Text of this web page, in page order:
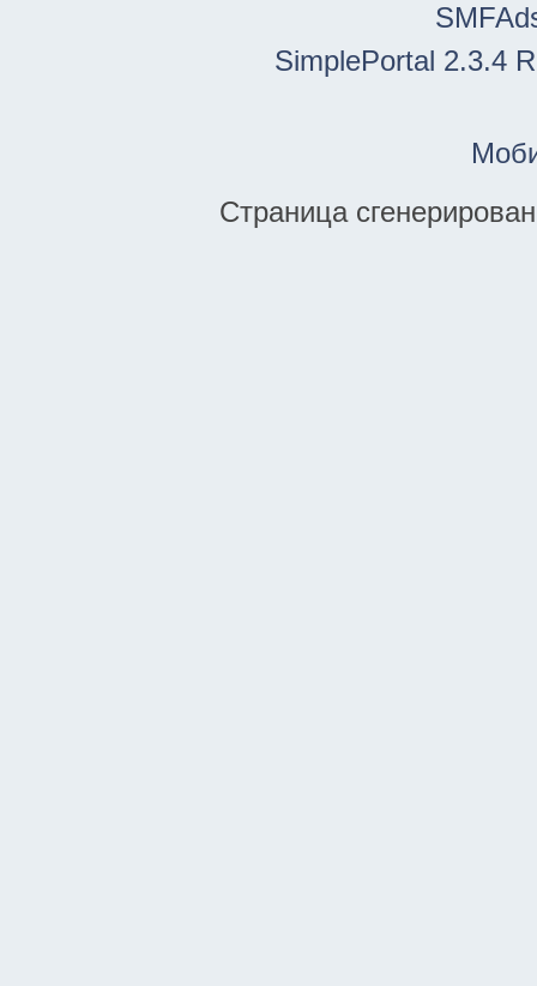
SimplePortal 2.3.4
Страница